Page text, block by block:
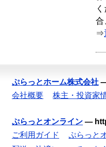
合
⇒
ぷらっとホーム株式会社
会社概要
株主・投資家
ぷらっとオンライン —
ご利用ガイド
ぷらっと